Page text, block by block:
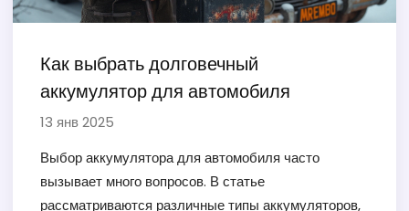
Как выбрать долговечный
аккумулятор для автомобиля
13 янв 2025
Выбор аккумулятора для автомобиля часто
вызывает много вопросов. В статье
рассматриваются различные типы аккумуляторов,